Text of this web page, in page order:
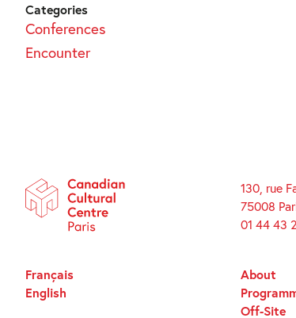
Categories
Conferences
Encounter
130, rue
75008
01 44 43
About
Off-Site
Français
English